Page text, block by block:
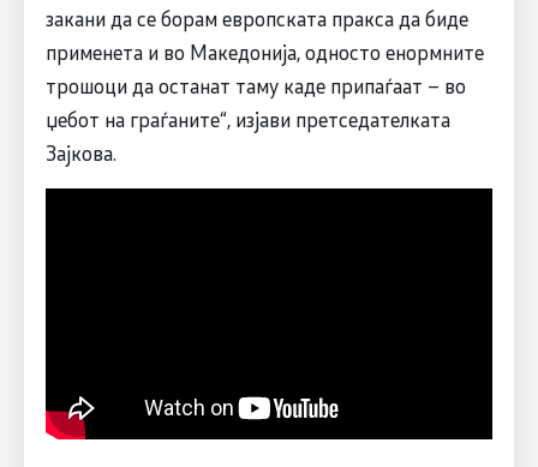
закани да се борам европската пракса да биде
применета и во Македонија, односто енормните
трошоци да останат таму каде припаѓаат – во
џебот на граѓаните“, изјави претседателката
Зајкова.